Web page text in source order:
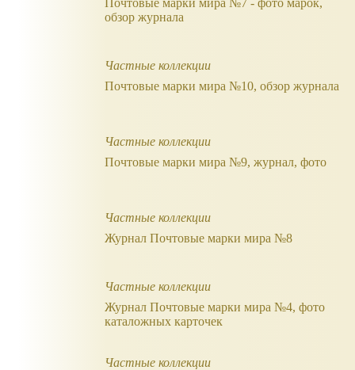
обзор журнала
Частные коллекции
Почтовые марки мира №10, обзор журнала
Частные коллекции
Почтовые марки мира №9, журнал, фото
Частные коллекции
Журнал Почтовые марки мира №8
Частные коллекции
Журнал Почтовые марки мира №4, фото
каталожных карточек
Частные коллекции